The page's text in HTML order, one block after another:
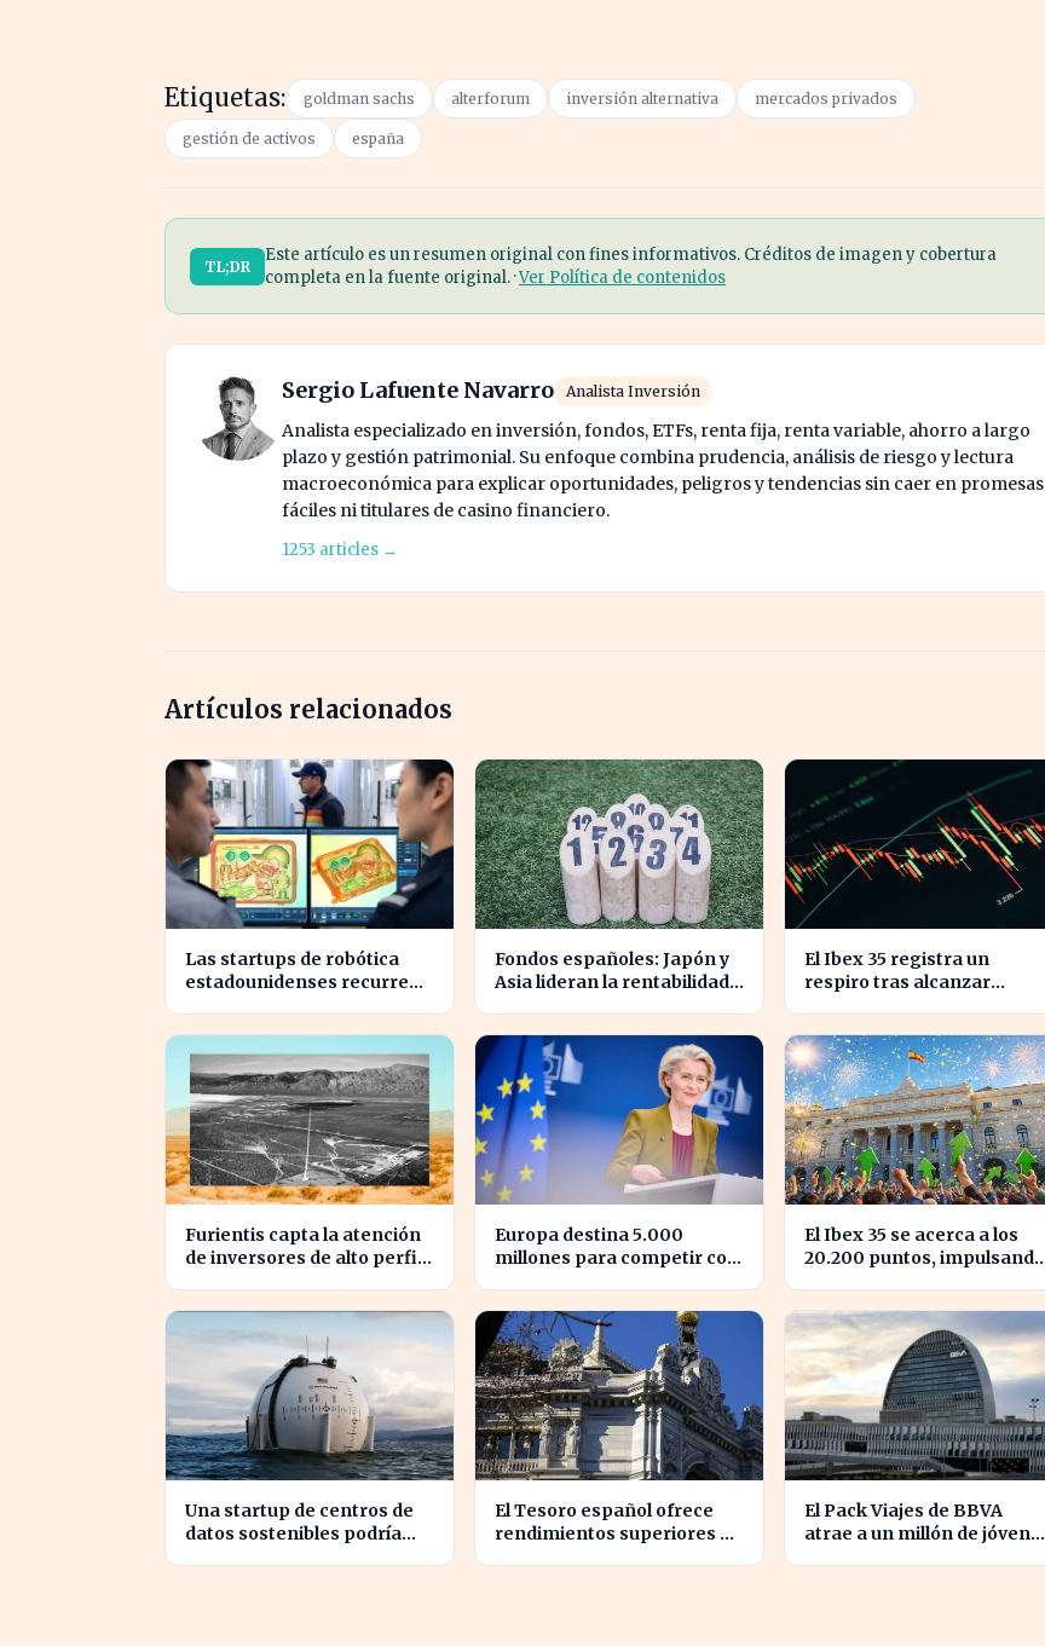
Etiquetas: goldman sachs alterforum inversión alternativa mercados privados
gestión de activos españa
TL;DR
Este artículo es un resumen original con fines informativos. Créditos de imagen y cobertura
completa en la fuente original. ·Ver Política de contenidos
Sergio Lafuente Navarro Analista Inversión
Analista especializado en inversión, fondos, ETFs, renta fija, renta variable, ahorro a largo
plazo y gestión patrimonial. Su enfoque combina prudencia, análisis de riesgo y lectura
macroeconómica para explicar oportunidades, peligros y tendencias sin caer en promesas
fáciles ni titulares de casino financiero.
1253 articles →
Artículos relacionados
Las startups de robótica
estadounidenses recurren
Fondos españoles: Japón y
Asia lideran la rentabilidad
El Ibex 35 registra un
respiro tras alcanzar
Furientis capta la atención
de inversores de alto perfil
Europa destina 5.000
millones para competir con
El Ibex 35 se acerca a los
20.200 puntos, impulsando
Una startup de centros de
datos sostenibles podría
El Tesoro español ofrece
rendimientos superiores al
El Pack Viajes de BBVA
atrae a un millón de jóvenes